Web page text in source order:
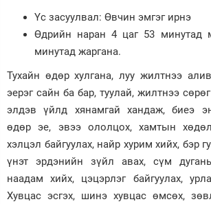
Энтертайнмэнт
Зурхай
Үс засуулвал: Өвчин эмгэг ирнэ
Өдрийн наран 4 цаг 53 минутад
минутад жаргана.
Тухайн өдөр хулгана, луу жилтнээ
эерэг сайн ба бар, туулай, жилтнээ
элдэв үйлд хянамгай хандаж, биеэ
өдөр эе, эвээ ололцох, хамтын
хэлцэл байгуулах, найр хурим хийх, бэр
үнэт эрдэнийн зүйл авах, сүм
наадам хийх, цэцэрлэг байгуулах,
Хувцас эсгэх, шинэ хувцас өмсөх,